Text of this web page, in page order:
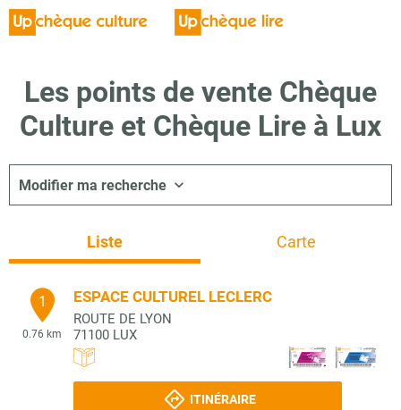
Les points de vente Chèque
Culture et Chèque Lire à Lux
Modifier ma recherche
Liste Carte
1
0.76 km
ESPACE CULTUREL LECLERC
ROUTE DE LYON
71100 LUX
ITINÉRAIRE